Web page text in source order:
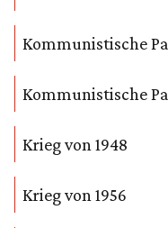
Kommunistische
Kommunistische
Krieg von 1948
Krieg von 1956